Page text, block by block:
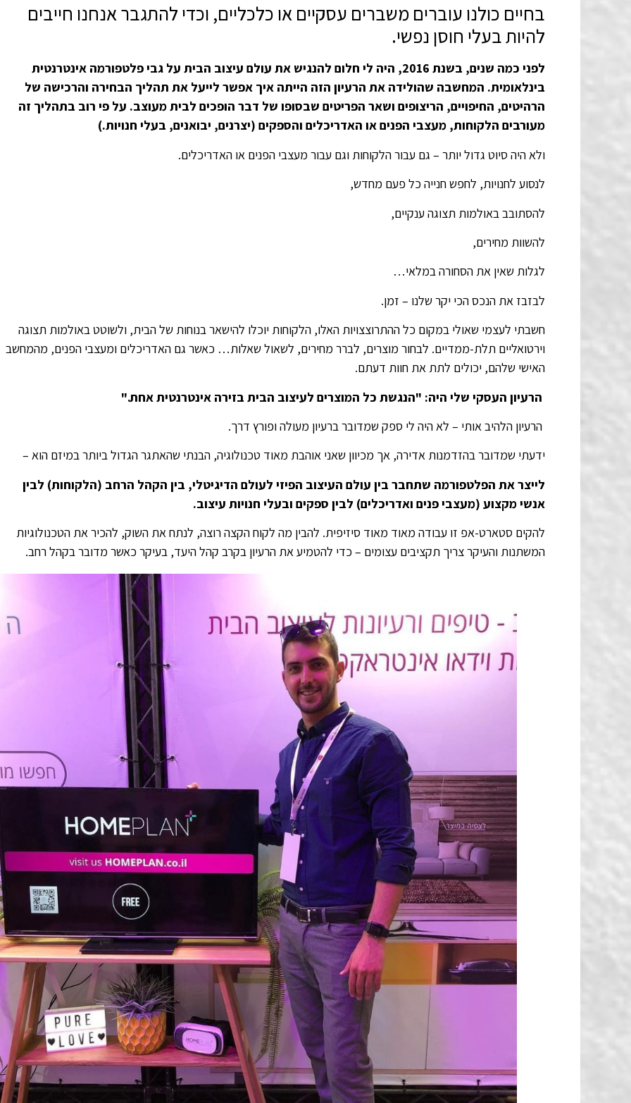
בחיים כולנו עוברים משברים עסקיים או כלכליים, וכדי להתגבר אנחנו חייבים
להיות בעלי חוסן נפשי.
לפני כמה שנים, בשנת 2016, היה לי חלום להנגיש את עולם עיצוב הבית על גבי פלטפורמה אינטרנטית
בינלאומית. המחשבה שהולידה את הרעיון הזה הייתה איך אפשר לייעל את תהליך הבחירה והרכישה של
הרהיטים, החיפויים, הריצופים ושאר הפריטים שבסופו של דבר הופכים לבית מעוצב. על פי רוב בתהליך זה
מעורבים הלקוחות, מעצבי הפנים או האדריכלים והספקים (יצרנים, יבואנים, בעלי חנויות.)
ולא היה סיוט גדול יותר – גם עבור הלקוחות וגם עבור מעצבי הפנים או האדריכלים.
לנסוע לחנויות, לחפש חנייה כל פעם מחדש,
להסתובב באולמות תצוגה ענקיים,
להשוות מחירים,
לגלות שאין את הסחורה במלאי…
לבזבז את הנכס הכי יקר שלנו – זמן.
חשבתי לעצמי שאולי במקום כל ההתרוצצויות האלו, הלקוחות יוכלו להישאר בנוחות של הבית, ולשוטט באולמות תצוגה
וירטואליים תלת-ממדיים. לבחור מוצרים, לברר מחירים, לשאול שאלות… כאשר גם האדריכלים ומעצבי הפנים, מהמחשב
האישי שלהם, יכולים לתת את חוות דעתם.
הרעיון העסקי שלי היה: "הנגשת כל המוצרים לעיצוב הבית בזירה אינטרנטית אחת."
הרעיון הלהיב אותי – לא היה לי ספק שמדובר ברעיון מעולה ופורץ דרך.
ידעתי שמדובר בהזדמנות אדירה, אך מכיוון שאני אוהבת מאוד טכנולוגיה, הבנתי שהאתגר הגדול ביותר במיזם הוא –
לייצר את הפלטפורמה שתחבר בין עולם העיצוב הפיזי לעולם הדיגיטלי, בין הקהל הרחב (הלקוחות) לבין
אנשי מקצוע (מעצבי פנים ואדריכלים) לבין ספקים ובעלי חנויות עיצוב.
להקים סטארט-אפ זו עבודה מאוד מאוד סיזיפית. להבין מה לקוח הקצה רוצה, לנתח את השוק, להכיר את הטכנולוגיות
המשתנות והעיקר צריך תקציבים עצומים – כדי להטמיע את הרעיון בקרב קהל היעד, בעיקר כאשר מדובר בקהל רחב.